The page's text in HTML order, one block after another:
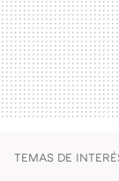
TEMAS DE